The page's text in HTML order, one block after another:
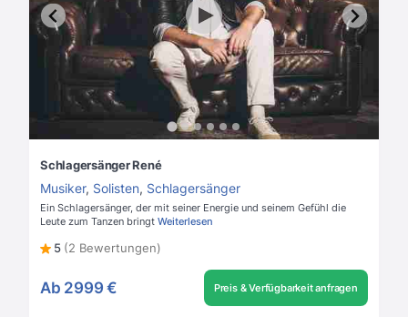
Schlagersänger René
Musiker, Solisten, Schlagersänger
Ein Schlagersänger, der mit seiner Energie und seinem Gefühl die
Leute zum Tanzen bringt Weiterlesen
5 (2 Bewertungen)
Ab 2999 € Preis & Verfügbarkeit anfragen